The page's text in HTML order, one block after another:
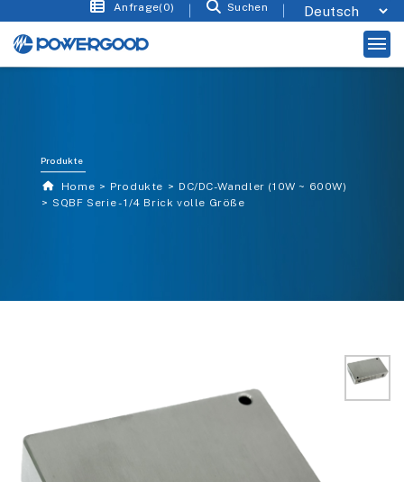
Anfrage(0) Suchen
Produkte
Home Produkte
DC/DC-Wandler (10W ~ 600W)
SQBF Serie - 1/4 Brick volle Größe